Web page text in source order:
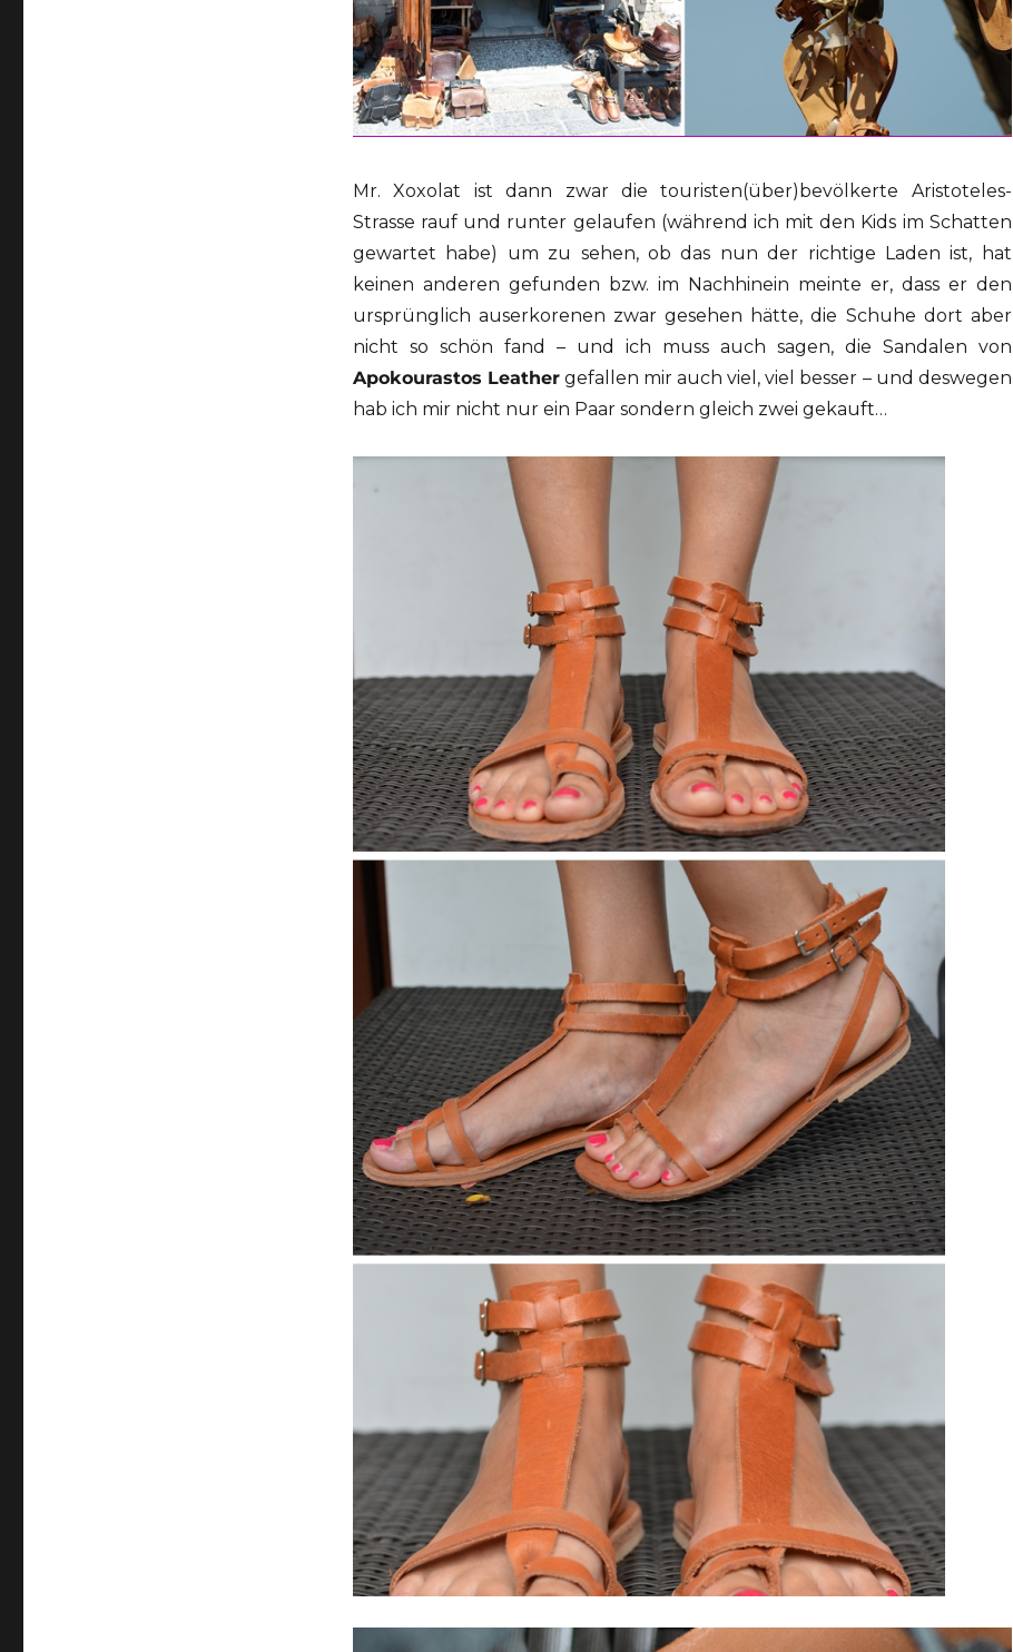
Mr. Xoxolat ist dann zwar die touristen(über)bevölkerte Aristoteles-
Strasse rauf und runter gelaufen (während ich mit den Kids im Schatten
gewartet habe) um zu sehen, ob das nun der richtige Laden ist, hat
keinen anderen gefunden bzw. im Nachhinein meinte er, dass er den
ursprünglich auserkorenen zwar gesehen hätte, die Schuhe dort aber
nicht so schön fand – und ich muss auch sagen, die Sandalen von
Apokourastos Leather gefallen mir auch viel, viel besser – und deswegen
hab ich mir nicht nur ein Paar sondern gleich zwei gekauft…